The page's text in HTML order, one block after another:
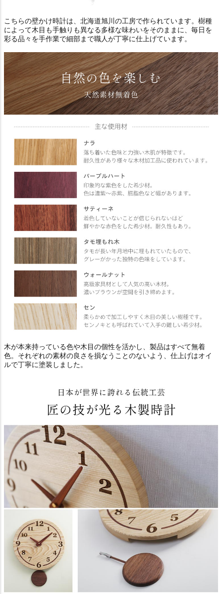
こちらの壁かけ時計は、北海道旭川の工房で作られています。樹種
によって木目も手触りも異なる多様な味わいをそのままに、毎日を
彩る品々を手作業で細部まで職人が丁寧に仕上げています。
木が本来持っている色や木目の個性を活かし、製品はすべて無着
色。それぞれの素材の良さを損なうことのないよう、仕上げはオイ
ルで丁寧に塗装しました。